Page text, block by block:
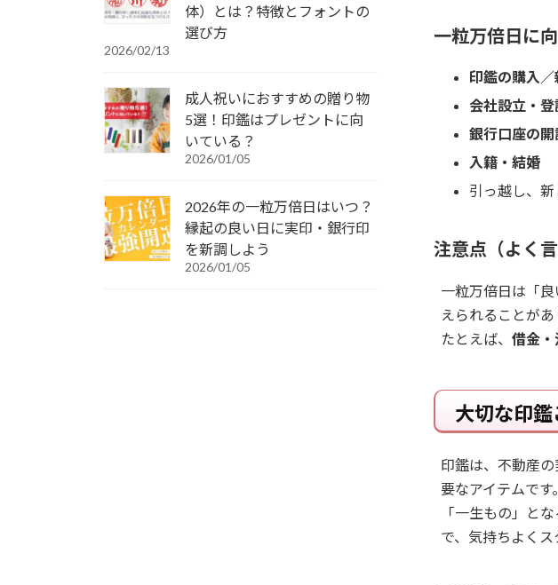
一粒万倍日に
印鑑の購入
会社設立・登
銀行口座の開
入籍・結婚
引っ越し、
注意点（よく
一粒万倍日は「
えられることがあ
たとえば、 借金・
大切な印
印鑑は、不動産
要なアイテムです。
「一生もの」とな
で、気持ちよくス
体）とは？特徴とフォントの
選び方
2026/02/13
成人祝いにおすすめの贈り物
5選！印鑑はプレゼントに向
いている？
2026/01/05
2026年の一粒万倍日はいつ？
縁起の良い日に実印・銀行印
を新調しよう
2026/01/05